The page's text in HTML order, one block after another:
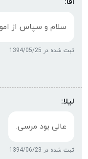
سلام و سپاس از
ثبت شده در 1394/05/25
لیلا:
عالی بود مرسی.
ثبت شده در 1394/06/23